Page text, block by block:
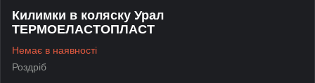
Килимки в коляску Урал
ТЕРМОЕЛАСТОПЛАСТ
Немає в наявності
Роздріб